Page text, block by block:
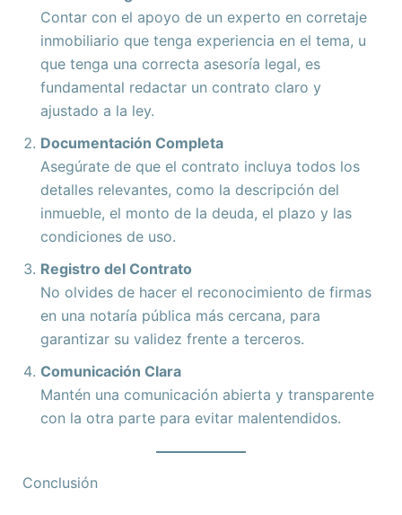
Contar con el apoyo de un experto en corretaje
inmobiliario que tenga experiencia en el tema, u
que tenga una correcta asesoría legal, es
fundamental redactar un contrato claro y
ajustado a la ley.
Documentación Completa
Asegúrate de que el contrato incluya todos los
detalles relevantes, como la descripción del
inmueble, el monto de la deuda, el plazo y las
condiciones de uso.
Registro del Contrato
No olvides de hacer el reconocimiento de firmas
en una notaría pública más cercana, para
garantizar su validez frente a terceros.
Comunicación Clara
Mantén una comunicación abierta y transparente
con la otra parte para evitar malentendidos.
Conclusión